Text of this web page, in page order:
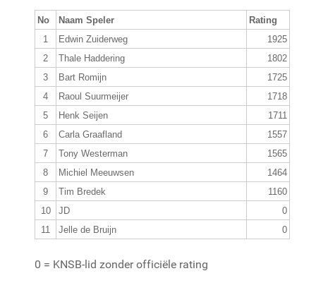
No Naam Speler
Rating
1
Edwin Zuiderweg
1925
2
Thale Haddering
1802
3
Bart Romijn
1725
4
Raoul Suurmeijer
1718
5
Henk Seijen
1711
6
Carla Graafland
1557
7
Tony Westerman
1565
8
Michiel Meeuwsen
1464
9
Tim Bredek
1160
10
JD
0
11
Jelle de Bruijn 0
0 = KNSB-lid zonder officiële rating